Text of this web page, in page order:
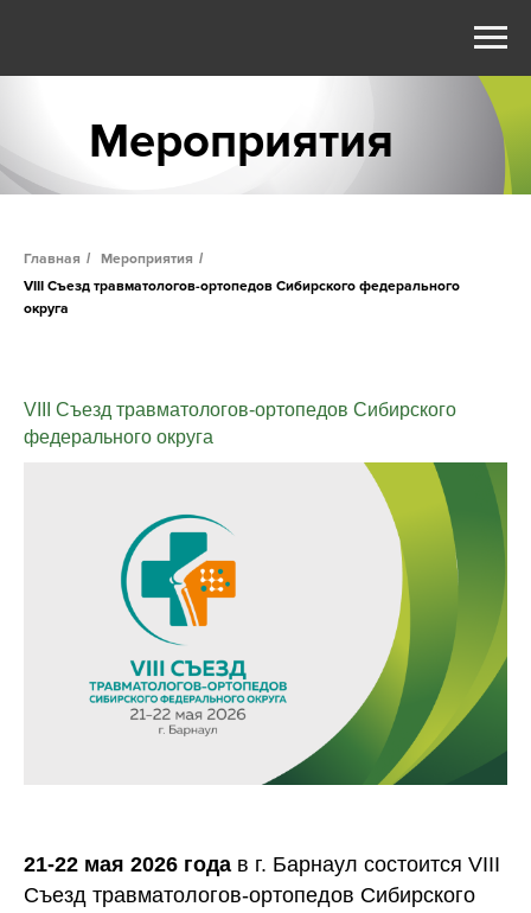
Мероприятия
Главная / Мероприятия /
VIII Съезд травматологов-ортопедов Сибирского федерального
округа
VIII Съезд травматологов-ортопедов Сибирского
федерального округа
21-22 мая 2026 года в г. Барнаул состоится VIII
Съезд травматологов-ортопедов Сибирского